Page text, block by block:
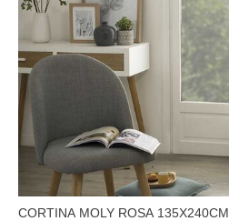
CORTINA MOLY ROSA 135X240CM